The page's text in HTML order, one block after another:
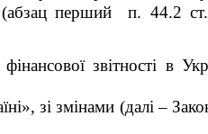
(абзац перший п. 44.2
звітності в
зі змінами (далі –